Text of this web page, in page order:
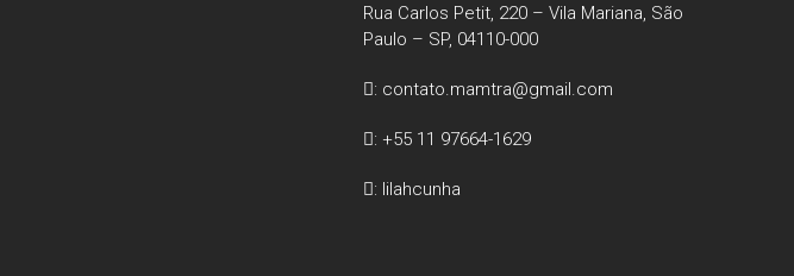
Rua Carlos Petit, 220 – Vila Mariana, São
Paulo – SP, 04110-000
: contato.mamtra@gmail.com
: +55 11 97664-1629
: lilahcunha